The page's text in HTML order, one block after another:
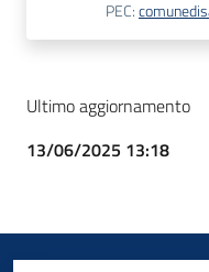
PEC:
Ultimo aggiornamento
13/06/2025 13:18